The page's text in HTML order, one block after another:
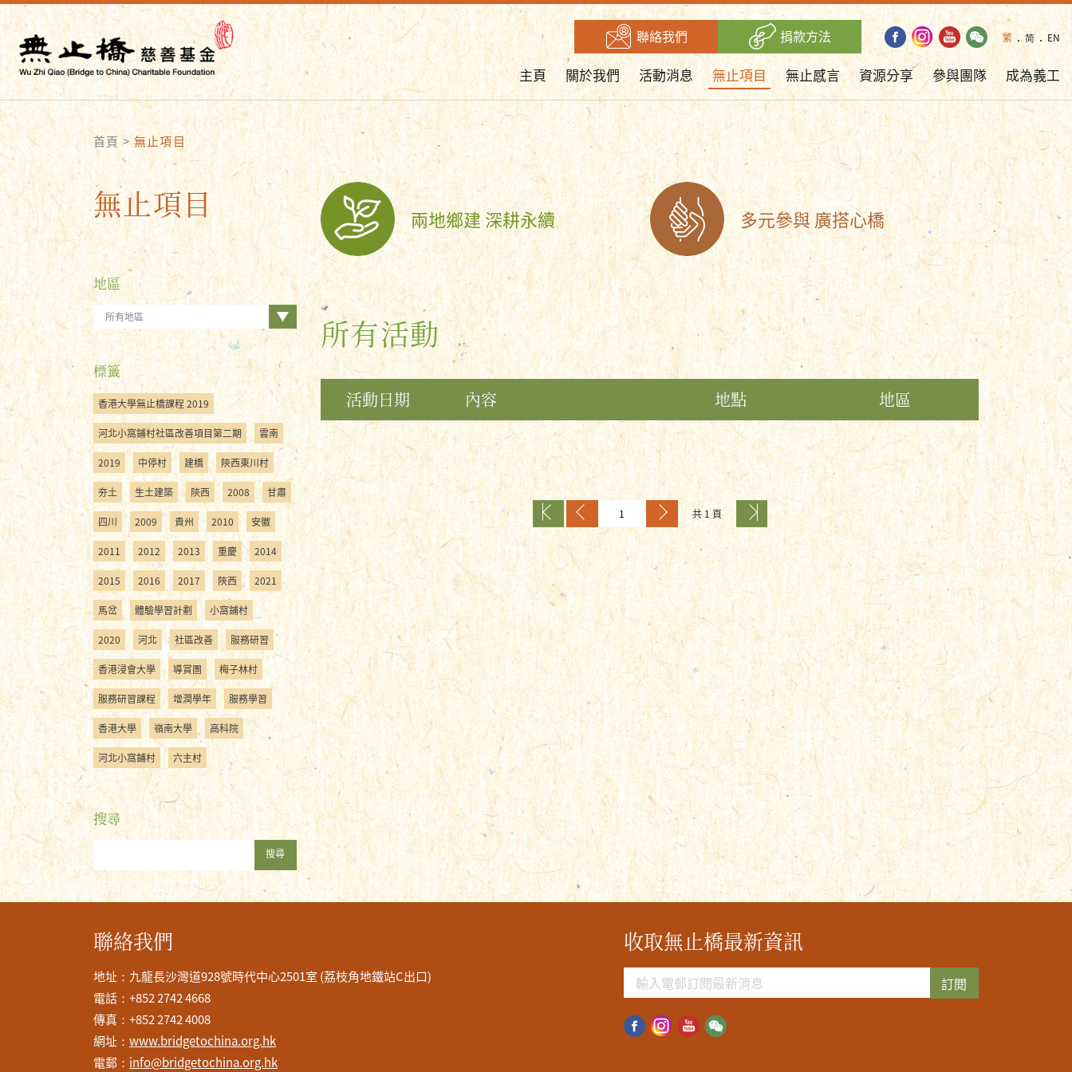
聯絡我們 捐款方法 繁 ． 简 ． EN
主頁 關於我們 活動消息 無止項目 無止感言 資源分享 參與團隊 成為義工
首頁 > 無止項目
無止項目
地區
所有地區
標籤
香港大學無止橋課程 2019
河北小窩鋪村社區改善項目第二期 雲南
2019 中停村 建橋 陝西東川村
夯土 生土建築 陝西 2008 甘肅
四川 2009 貴州 2010 安徽
2011 2012 2013 重慶 2014
2015 2016 2017 陜西 2021
馬岔 體驗學習計劃 小窩鋪村
2020 河北 社區改善 服務研習
香港浸會大學 導賞團 梅子林村
服務研習課程 增潤學年 服務學習
香港大學 嶺南大學 高科院
河北小窩鋪村 六主村
搜尋
搜尋
兩地鄉建 深耕永續 多元參與 廣搭心橋
所有活動
活動日期 內容 地點 地區
共 1 頁
聯絡我們
地址：九龍長沙灣道928號時代中心2501室 (荔枝角地鐵站C出口)
電話：+852 2742 4668
傳真：+852 2742 4008
網址： www.bridgetochina.org.hk
電郵： info@bridgetochina.org.hk
收取無止橋最新資訊
訂閱